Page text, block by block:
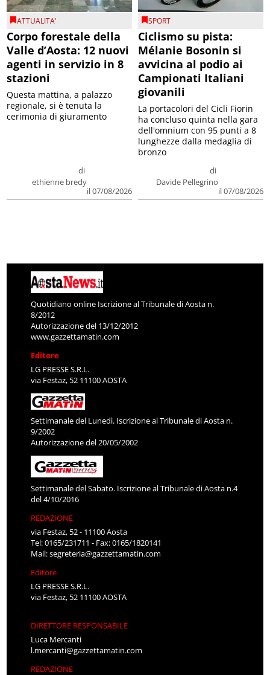
ATTUALITA'
Corpo forestale della
Valle d’Aosta: 12 nuovi
agenti in servizio in 8
stazioni
di
ethienne bredy
il 07/08/2026
Questa mattina, a palazzo
regionale, si è tenuta la
cerimonia di giuramento
SPORT
Ciclismo su pista:
Mélanie Bosonin si
avvicina al podio ai
Campionati Italiani
giovanili
di
Davide Pellegrino
il 07/08/2026
La portacolori del Cicli Fiorin
ha concluso quinta nella gara
dell'omnium con 95 punti a 8
lunghezze dalla medaglia di
bronzo
Quotidiano online Iscrizione al Tribunale di Aosta n.
8/2012
Autorizzazione del 13/12/2012
www.gazzettamatin.com
Editore
LG PRESSE S.R.L.
via Festaz, 52 11100 AOSTA
Settimanale del Lunedì. Iscrizione al Tribunale di Aosta n.
9/2002
Autorizzazione del 20/05/2002
Settimanale del Sabato. Iscrizione al Tribunale di Aosta n.4
del 4/10/2016
REDAZIONE
via Festaz, 52 - 11100 Aosta
Tel: 0165/231711 - Fax: 0165/1820141
Mail:segreteria@gazzettamatin.com
Editore
LG PRESSE S.R.L.
via Festaz, 52 11100 AOSTA
DIRETTORE RESPONSABILE
Luca Mercanti
l.mercanti@gazzettamatin.com
REDAZIONE